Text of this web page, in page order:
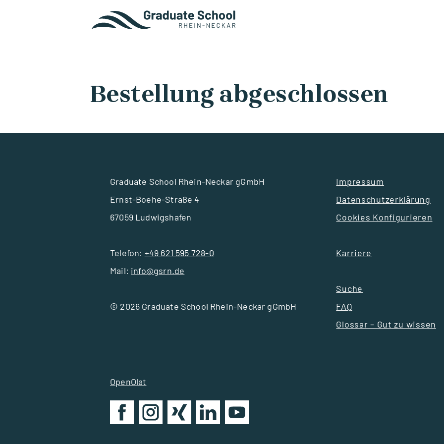
Bestellung abgeschlossen
Graduate School Rhein-Neckar gGmbH
Ernst-Boehe-Straße 4
67059 Ludwigshafen
Telefon: +49 621 595 728-0
Mail: info@gsrn.de
© 2026 Graduate School Rhein-Neckar gGmbH
Impressum
Datenschutzerklärung
Cookies Konfigurieren
Karriere
Suche
FAQ
Glossar – Gut zu wissen
OpenOlat
auf
auf
auf
auf
auf